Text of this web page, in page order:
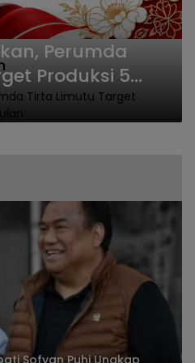
Perumda
Produksi 5